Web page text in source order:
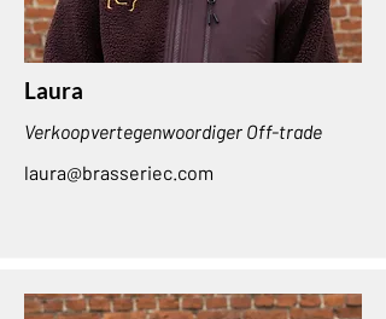
Laura
Verkoopvertegenwoordiger Off-trade
laura@brasseriec.com